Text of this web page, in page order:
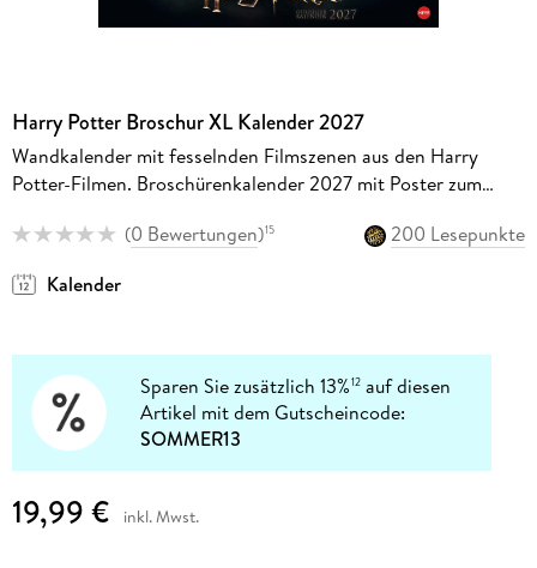
Harry Potter Broschur XL Kalender 2027
Wandkalender mit fesselnden Filmszenen aus den Harry
Potter-Filmen. Broschürenkalender 2027 mit Poster zum
(0 Bewertungen)15
200 Lesepunkte
Kalender
Sparen Sie zusätzlich 13%12 auf diesen
Artikel mit dem Gutscheincode:
SOMMER13
19,99 € inkl. Mwst.